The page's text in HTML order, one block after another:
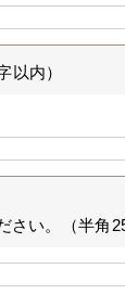
以内）
い。（半角